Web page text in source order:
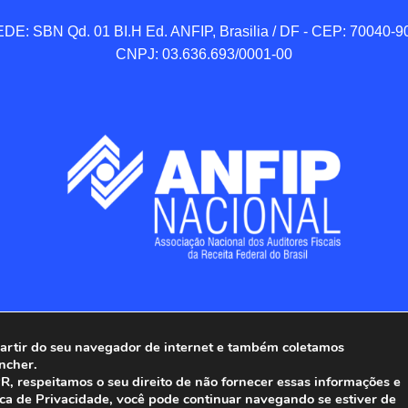
SBN Qd. 01 BI.H Ed. ANFIP, Brasilia / DF - CEP: 70040-
CNPJ: 03.636.693/0001-00
Nacional dos Auditores Fiscais da Receita Federal
Todos os Direitos Reservados.
do seu navegador de internet e também coletamos
respeitamos o seu direito de não fornecer essas informações e
de Privacidade, você pode continuar navegando se estiver de